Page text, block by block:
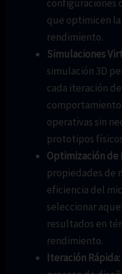
configuraciones
que optimicen
rendimiento.
Simulaciones
simulación 3D
cada iteración
comportamiento
operativas sin
prototipos
Optimización de
propiedades de
eficiencia del
seleccionar
resultados en
rendimiento.
Iteración Rápida: